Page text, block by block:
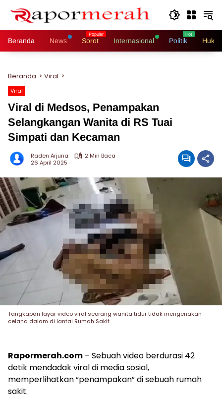
Beranda News Sorot Internasional Politik
Beranda Viral
Viral
Viral di Medsos, Penampakan
Selangkangan Wanita di RS Tuai
Simpati dan Kecaman
Raden Arjuna
2 Min Baca
26 April 2025
Tangkapan layar video viral seorang wanita tidur tidak mengenakan
celana dalam di lantai Rumah Sakit
Rapormerah.com – Sebuah video berdurasi 42
detik mendadak viral di media sosial,
memperlihatkan “penampakan” di sebuah rumah
sakit.